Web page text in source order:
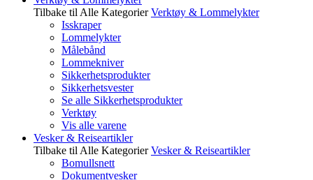
Tilbake til Alle Kategorier Verktøy & Lommelykter
Isskraper
Lommelykter
Målebånd
Lommekniver
Sikkerhetsprodukter
Sikkerhetsvester
Se alle Sikkerhetsprodukter
Verktøy
Vis alle varene
Vesker & Reiseartikler
Tilbake til Alle Kategorier Vesker & Reiseartikler
Bomullsnett
Dokumentvesker